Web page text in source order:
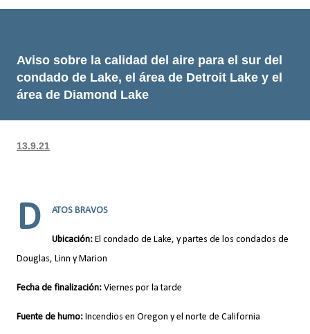
Aviso sobre la calidad del aire para el sur del
condado de Lake, el área de Detroit Lake y el
área de Diamond Lake
13.9.21
D ATOS BRAVOS
Ubicación: El condado de Lake, y partes de los condados de
Douglas, Linn y Marion
Fecha de finalización: Viernes por la tarde
Fuente de humo: Incendios en Oregon y el norte de California